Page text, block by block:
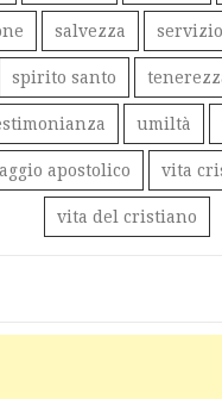
salvezza servizio
spirito santo
umiltà
apostolico vita
vita del cristiano